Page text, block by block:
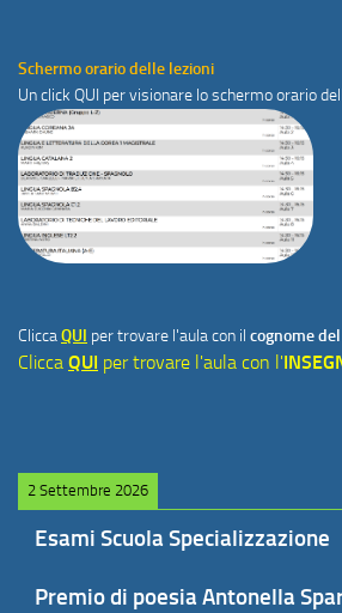
Schermo orario delle lezioni
Un click QUI per visionare lo schermo orario
CliccaQUI per trovare l'aula con il cognome del
Clicca QUI per trovare l'aula con l'
2 Settembre 2026
Esami Scuola Specializzazione
Premio di poesia Antonella